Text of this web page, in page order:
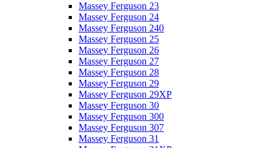
Massey Ferguson 23
Massey Ferguson 24
Massey Ferguson 240
Massey Ferguson 25
Massey Ferguson 26
Massey Ferguson 27
Massey Ferguson 28
Massey Ferguson 29
Massey Ferguson 29XP
Massey Ferguson 30
Massey Ferguson 300
Massey Ferguson 307
Massey Ferguson 31